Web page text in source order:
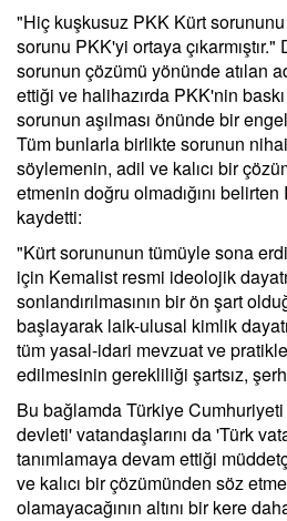
"Hiç kuşkusuz PKK Kürt
sorunu PKK'yi ortaya
sorunun çözümü yönünde atılan
ettiği ve halihazırda PKK'nin
sorunun aşılması önünde bir
Tüm bunlarla birlikte sorunun
söylemenin, adil ve kalıcı bir
etmenin doğru olmadığını belirten
kaydetti:
"Kürt sorununun tümüyle sona
için Kemalist resmi ideolojik
sonlandırılmasının bir ön şart
başlayarak laik-ulusal kimlik
tüm yasal-idari mevzuat ve
edilmesinin gerekliliği şartsız,
Bu bağlamda Türkiye
devleti' vatandaşlarını da 'Türk
tanımlamaya devam ettiği
ve kalıcı bir çözümünden söz
olamayacağının altını bir kere